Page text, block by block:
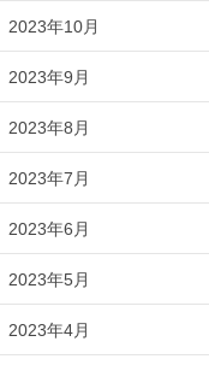
2023年10月
2023年9月
2023年8月
2023年7月
2023年6月
2023年5月
2023年4月